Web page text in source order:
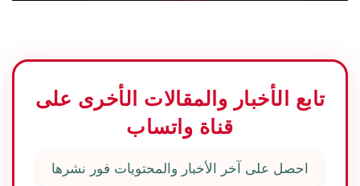
تابع الأخبار والمقالات الأخرى على
قناة واتساب
احصل على آخر الأخبار والمحتويات فور نشرها